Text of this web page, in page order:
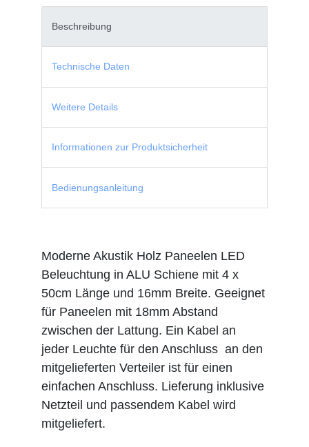
Beschreibung
Technische Daten
Weitere Details
Informationen zur Produktsicherheit
Bedienungsanleitung
Moderne Akustik Holz Paneelen LED
Beleuchtung in ALU Schiene mit 4 x
50cm Länge und 16mm Breite. Geeignet
für Paneelen mit 18mm Abstand
zwischen der Lattung. Ein Kabel an
jeder Leuchte für den Anschluss an den
mitgelieferten Verteiler ist für einen
einfachen Anschluss. Lieferung inklusive
Netzteil und passendem Kabel wird
mitgeliefert.